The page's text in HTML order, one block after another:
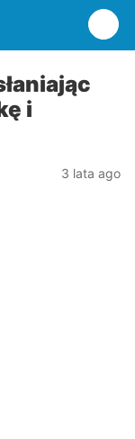
i
3 lata ago